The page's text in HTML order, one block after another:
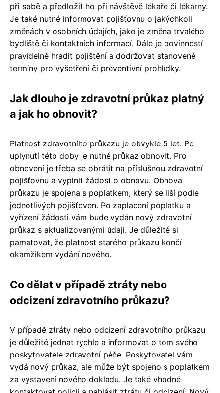
při sobě a předložit ho při návštěvě lékaře či lékárny.
Je také nutné informovat pojišťovnu o jakýchkoli
změnách v osobních údajích, jako je změna trvalého
bydliště či kontaktních informací. Dále je povinností
pravidelně hradit pojištění a dodržovat stanovené
termíny pro vyšetření či preventivní prohlídky.
Jak dlouho je zdravotní průkaz platný
a jak ho obnovit?
Platnost zdravotního průkazu je obvykle 5 let. Po
uplynutí této doby je nutné průkaz obnovit. Pro
obnovení je třeba se obrátit na příslušnou zdravotní
pojišťovnu a vyplnit žádost o obnovu. Obnova
průkazu je spojena s poplatkem, který se liší podle
jednotlivých pojišťoven. Po zaplacení poplatku a
vyřízení žádosti vám bude vydán nový zdravotní
průkaz s aktualizovanými údaji. Je důležité si
pamatovat, že platnost starého průkazu končí
okamžikem vydání nového.
Co dělat v případě ztráty nebo
odcizení zdravotního průkazu?
V případě ztráty nebo odcizení zdravotního průkazu
je důležité jednat rychle a informovat o tom svého
poskytovatele zdravotní péče. Poskytovatel vám
vydá nový průkaz, ale může být spojeno s poplatkem
za vystavení nového dokladu. Je také vhodné